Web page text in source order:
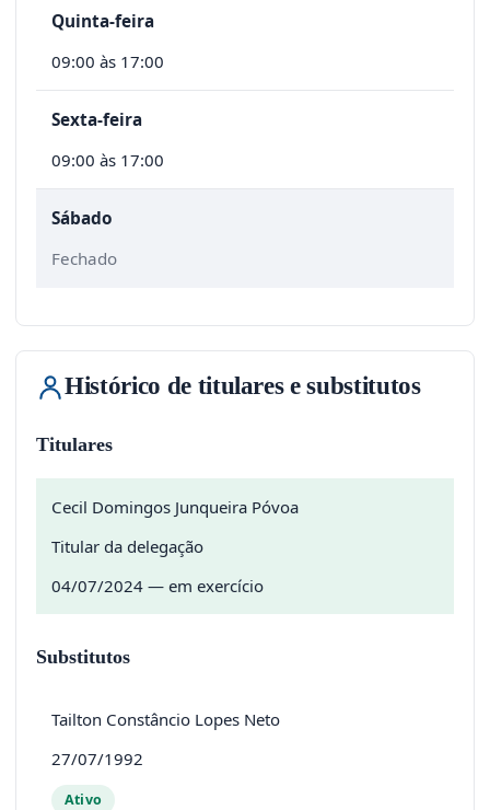
Quinta-feira
09:00 às 17:00
Sexta-feira
09:00 às 17:00
Sábado
Fechado
Histórico de titulares e substitutos
Titulares
Cecil Domingos Junqueira Póvoa
Titular da delegação
04/07/2024 — em exercício
Substitutos
Tailton Constâncio Lopes Neto
27/07/1992
Ativo